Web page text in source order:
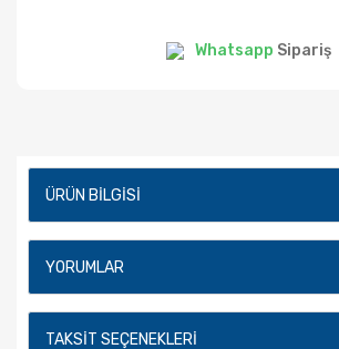
Whatsapp Sipariş
ÜRÜN BILGISI
YORUMLAR
TAKSIT SEÇENEKLERI